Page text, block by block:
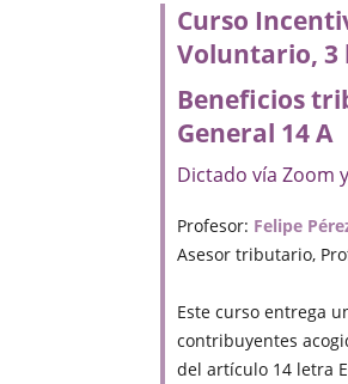
Curso
Voluntario, 3
Beneficios
General 14 A
Dictado vía Zoom
Profesor: Felipe
Asesor tributario,
Este curso entrega
contribuyentes
del artículo 14 letra